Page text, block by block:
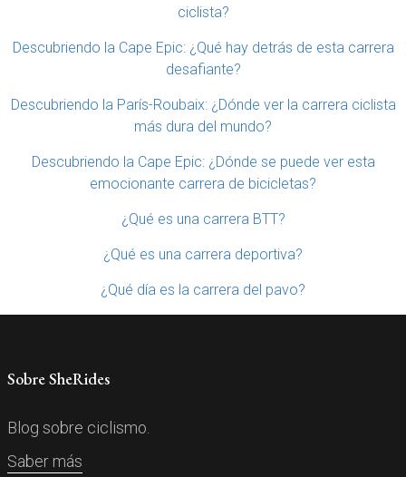
ciclista?
Descubriendo la Cape Epic: ¿Qué hay detrás de esta carrera
desafiante?
Descubriendo la París-Roubaix: ¿Dónde ver la carrera ciclista
más dura del mundo?
Descubriendo la Cape Epic: ¿Dónde se puede ver esta
emocionante carrera de bicicletas?
¿Qué es una carrera BTT?
¿Qué es una carrera deportiva?
¿Qué día es la carrera del pavo?
Sobre SheRides
Blog sobre ciclismo.
Saber más